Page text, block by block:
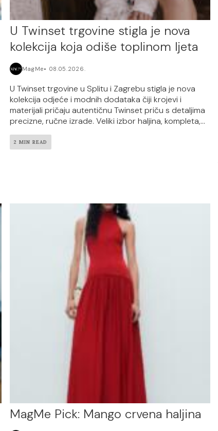
U Twinset trgovine stigla je nova
kolekcija koja odiše toplinom ljeta
MagMe 08.05.2026.
U Twinset trgovine u Splitu i Zagrebu stigla je nova
kolekcija odjeće i modnih dodataka čiji krojevi i
materijali pričaju autentičnu Twinset priču s detaljima
precizne, ručne izrade. Veliki izbor haljina, kompleta,...
2 MIN READ
MagMe Pick: Mango crvena haljina